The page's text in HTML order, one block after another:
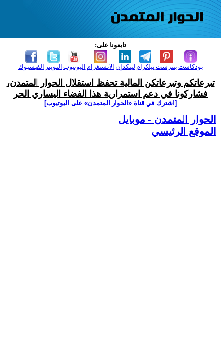
تابعونا على:
الفيسبوك التويتر اليوتيوب الانستغرام لينكدإن تيلكرامبنترست بودكاست
تبرعاتكم وتبرعاتكن المالية تحفظ استقلال الحوار المتمدن،
فشاركونا في دعم استمرارية هذا الفضاء اليساري الحر
[اشترك في قناة ‫«الحوار المتمدن» على اليوتيوب]
الحوار المتمدن - موبايل
الموقع الرئيسي